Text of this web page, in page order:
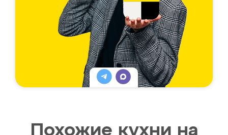
Похожие кухни на